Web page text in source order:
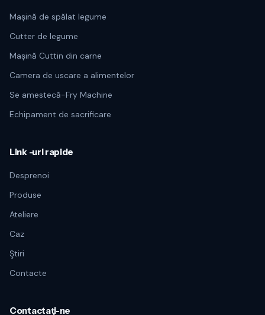
Mașină de spălat legume
Cutter de legume
Mașină Cuttin din carne
Camera de uscare a alimentelor
Se amestecă-Fry Machine
Echipament de sacrificare
Link -uri rapide
Desprenoi
Produse
Ateliere
Caz
Ştiri
Contacte
Contactaţi-ne